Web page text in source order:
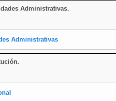
Administrativas.
Administrativas
.